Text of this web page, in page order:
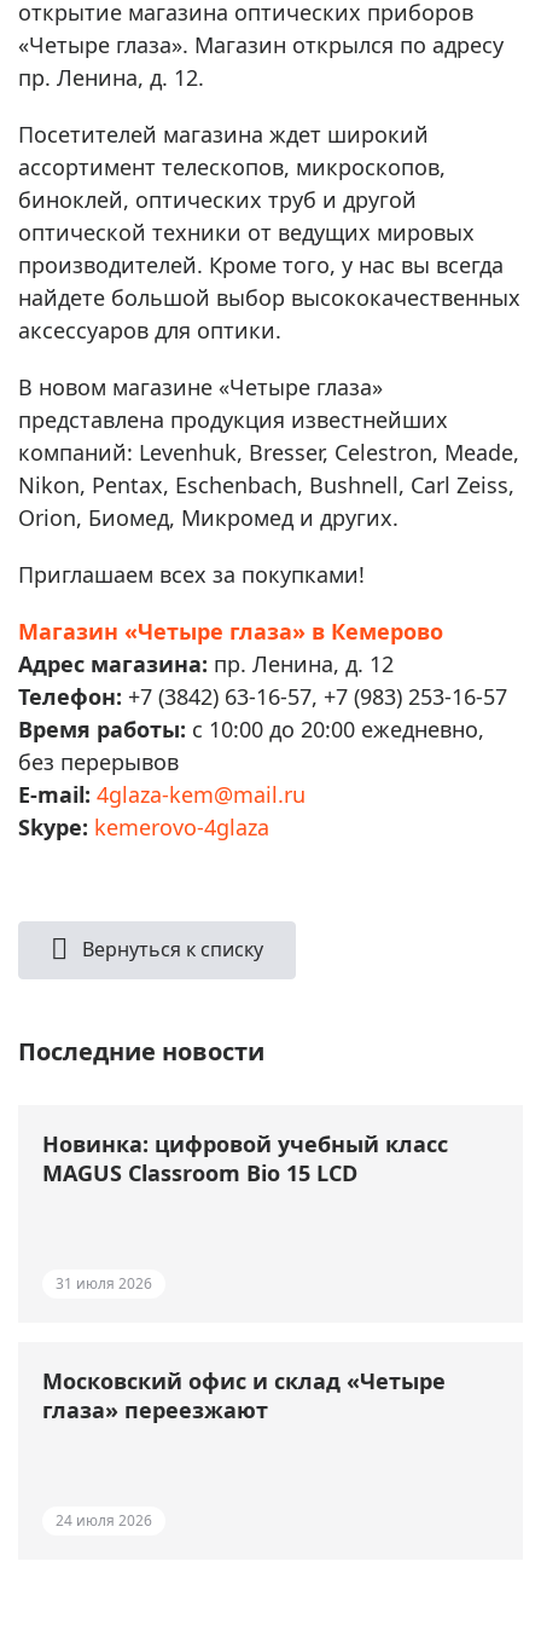
открытие магазина оптических приборов
«Четыре глаза». Магазин открылся по адресу
пр. Ленина, д. 12.
Посетителей магазина ждет широкий
ассортимент телескопов, микроскопов,
биноклей, оптических труб и другой
оптической техники от ведущих мировых
производителей. Кроме того, у нас вы всегда
найдете большой выбор высококачественных
аксессуаров для оптики.
В новом магазине «Четыре глаза»
представлена продукция известнейших
компаний: Levenhuk, Bresser, Celestron, Meade,
Nikon, Pentax, Eschenbach, Bushnell, Carl Zeiss,
Orion, Биомед, Микромед и других.
Приглашаем всех за покупками!
Магазин «Четыре глаза» в Кемерово
Адрес магазина: пр. Ленина, д. 12
Телефон: +7 (3842) 63-16-57, +7 (983) 253-16-57
Время работы: с 10:00 до 20:00 ежедневно,
без перерывов
E-mail: 4glaza-kem@mail.ru
Skype: kemerovo-4glaza
Вернуться к списку
Последние новости
Новинка: цифровой учебный класс
MAGUS Classroom Bio 15 LCD
31 июля 2026
Московский офис и склад «Четыре
глаза» переезжают
24 июля 2026